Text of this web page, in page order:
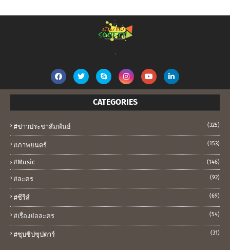
.
CATEGORIES
#ข่าวประชาสัมพันธ์ (325)
#ภาพยนตร์ (153)
#music (146)
#ละคร (92)
#ซีรีส์ (69)
#เรื่องย่อละคร (54)
#ซุบซิปซุปตาร์ (31)